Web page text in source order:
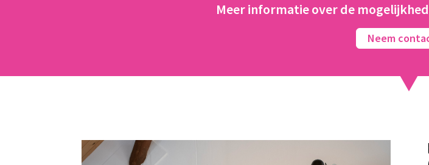
Meer informatie over de
Neem